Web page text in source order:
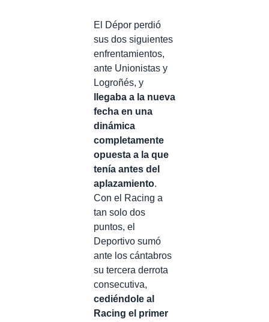
El Dépor perdió
sus dos siguientes
enfrentamientos,
ante Unionistas y
Logroñés, y
llegaba a la nueva
fecha en una
dinámica
completamente
opuesta a la que
tenía antes del
aplazamiento.
Con el Racing a
tan solo dos
puntos, el
Deportivo sumó
ante los cántabros
su tercera derrota
consecutiva,
cediéndole al
Racing el primer